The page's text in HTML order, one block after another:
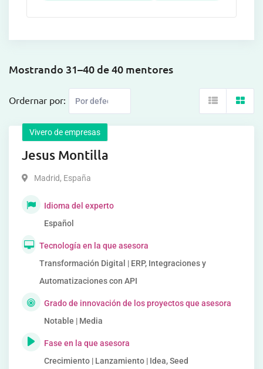
Mostrando 31–40 de 40 mentores
Ordernar por:
Vivero de empresas
Jesus Montilla
Madrid, España
Idioma del experto
Español
Tecnología en la que asesora
Transformación Digital | ERP, Integraciones y
Automatizaciones con API
Grado de innovación de los proyectos que asesora
Notable | Media
Fase en la que asesora
Crecimiento | Lanzamiento | Idea, Seed